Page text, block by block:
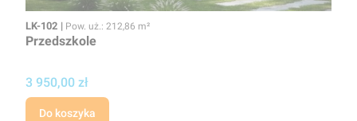
Kod
LK-102 Powierzchnia użytkowa
Pow. uż.: 212,86 m²
Przedszkole
Cena projektu
3 950,00 zł
Do koszyka